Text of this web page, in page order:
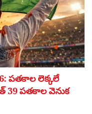
పతకాల లెక్కలే
పతకాల వెనుక